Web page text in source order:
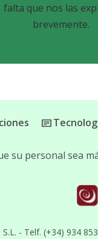
falta que nos las
brevemente.
- Telf. (+34) 934
su personal sea